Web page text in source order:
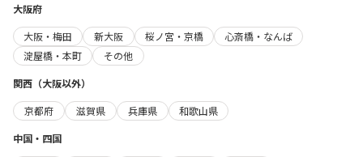
大阪府
大阪・梅田
新大阪 桜ノ宮・京橋
心斎橋・なんば
淀屋橋・本町
その他
関西（大阪以外）
京都府
滋賀県 兵庫県
和歌山県
中国・四国